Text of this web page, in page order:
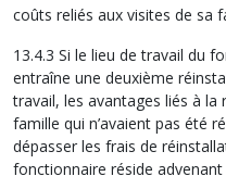
coûts reliés aux visites de sa
13.4.3 Si le lieu de travail du
entraîne une deuxième
travail, les avantages liés à
famille qui n’avaient pas été
dépasser les frais de
fonctionnaire réside